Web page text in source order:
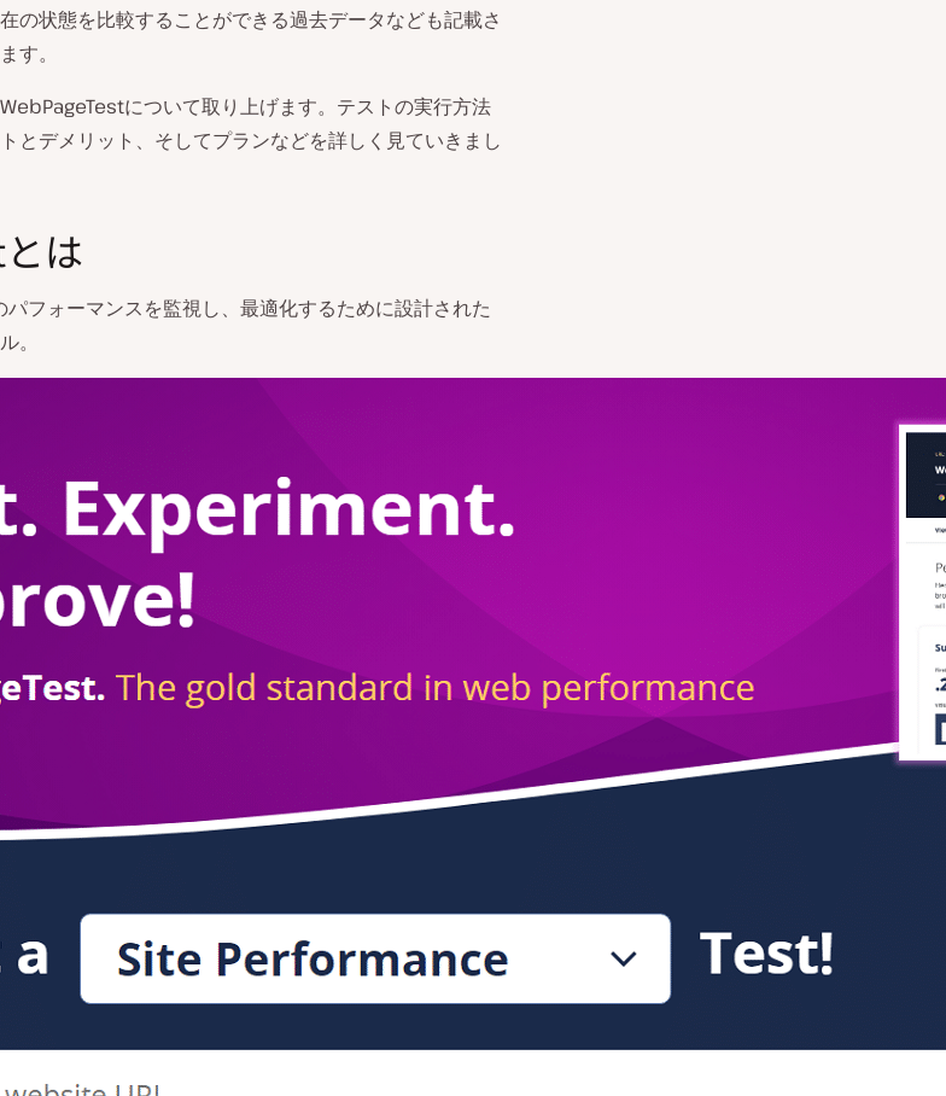
の状態を比較することができる過去データなども記載さ
す。
について取り上げます。テストの実行方法
とデメリット、そしてプランなどを詳しく見ていきまし
は
パフォーマンスを監視し、最適化するために設計された
。